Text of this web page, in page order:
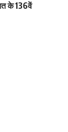
के 136वें